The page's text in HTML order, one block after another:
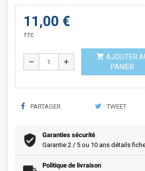
11,00 €
TTC
remove add
shopping_cart AJOUTER
PANIER
PARTAGER TWEET
Garanties sécurité
Garantie 2 / 5 ou 10 ans détails
Politique de livraison